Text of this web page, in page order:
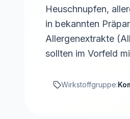
Heuschnupfen,
in bekannten
Allergenextrakte
sollten im Vorfeld
Wirkstoffgruppe: